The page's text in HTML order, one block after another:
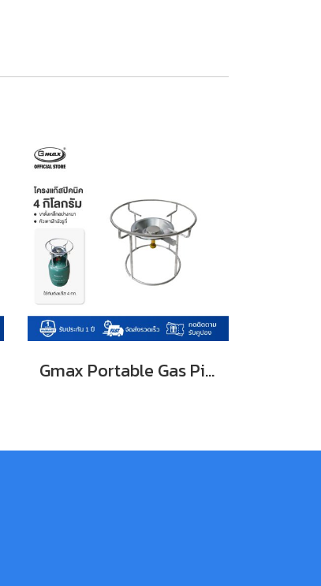
Gmax Portable Gas Picnic Burner 4kg cylinder LTP-004